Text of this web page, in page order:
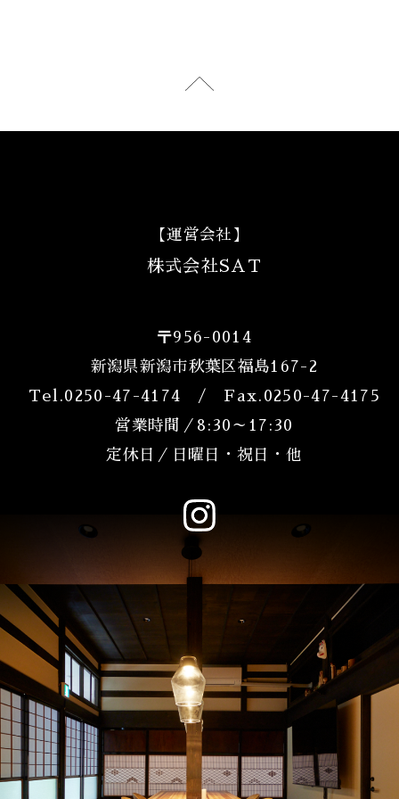
【運営会社】
株式会社SAT
〒956-0014
新潟県新潟市秋葉区福島167-2
Tel.0250-47-4174 / Fax.0250-47-4175
営業時間／8:30～17:30
定休日／日曜日・祝日・他